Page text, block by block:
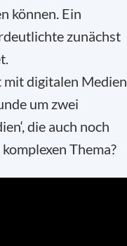
können. Ein
zunächst
digitalen Medien
um zwei
die auch noch
Thema?